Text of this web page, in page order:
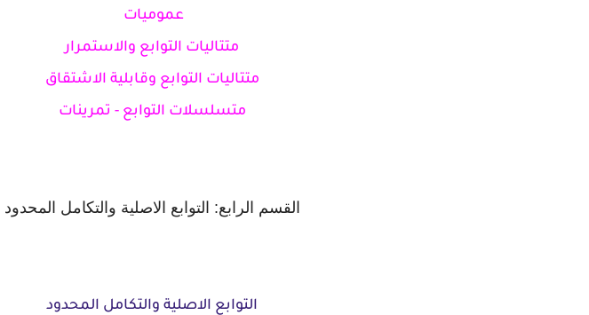
عموميات
متتاليات التوابع والاستمرار
متتاليات التوابع وقابلية الاشتقاق
متسلسلات التوابع - تمرينات
القسم الرابع: التوابع الاصلية والتكامل المحدود
التوابع الاصلية والتكامل المحدود